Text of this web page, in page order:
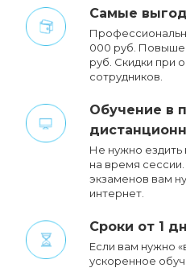
Cамые
000 руб.
руб. Cкидки при
сотрудников.
Обучение в
Не нужно ездить
на время
экзаменов вам
интернет.
Сроки от 1
Если вам нужно
ускоренное